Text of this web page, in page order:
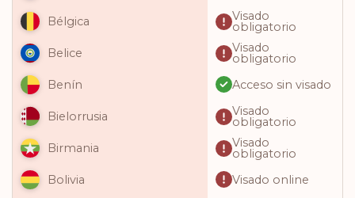
Bélgica Visado
obligatorio
Belice
Visado
obligatorio
Benín
Acceso sin visado
Bielorrusia Visado
obligatorio
Birmania
Visado
obligatorio
Bolivia
Visado online